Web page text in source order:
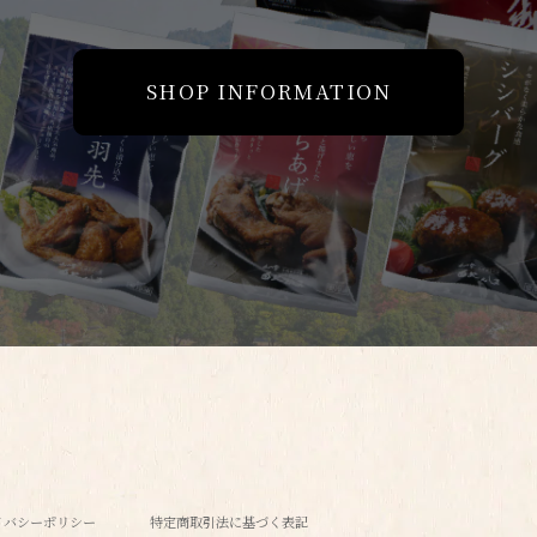
SHOP INFORMATION
シーポリシー 特定商取引法に基づく表記